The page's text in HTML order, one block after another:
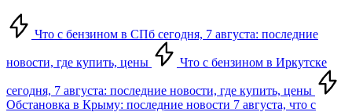
Что с бензином в СПб сегодня, 7 августа: последние
новости, где купить, цены Что с бензином в Иркутске
сегодня, 7 августа: последние новости, где купить, цены
Обстановка в Крыму: последние новости 7 августа, что с